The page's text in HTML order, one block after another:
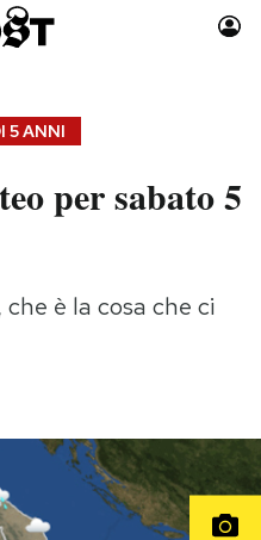
Moda
Storie/Idee
Altrecose
Mondiali calcio 2026
5 ANNI
per sabato 5
è la cosa che ci